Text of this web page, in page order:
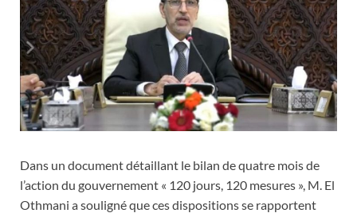
Dans un document détaillant le bilan de quatre mois de
l’action du gouvernement « 120 jours, 120 mesures », M. El
Othmani a souligné que ces dispositions se rapportent